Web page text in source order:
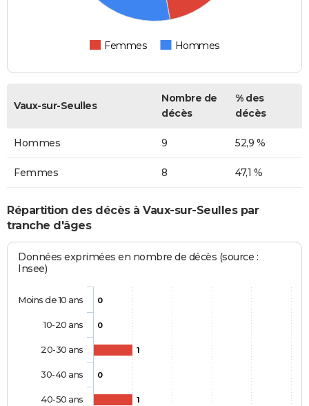
Femmes Hommes
Vaux-sur-Seulles
Nombre de
décès
% des
décès
Hommes 9 52,9 %
Femmes 8 47,1 %
Répartition des décès à Vaux-sur-Seulles par
tranche d'âges
Données exprimées en nombre de décès (source :
Insee)
0
0
1
0
1
Moins de 10 ans
10-20 ans
20-30 ans
30-40 ans
40-50 ans